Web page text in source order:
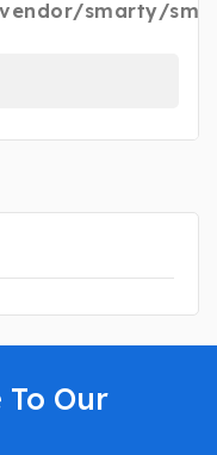
smarty/
Our